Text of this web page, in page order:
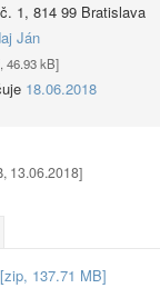
1, 814 99 Bratislava
Ján
46.93 kB]
18.06.2018
13.06.2018]
137.71 MB]